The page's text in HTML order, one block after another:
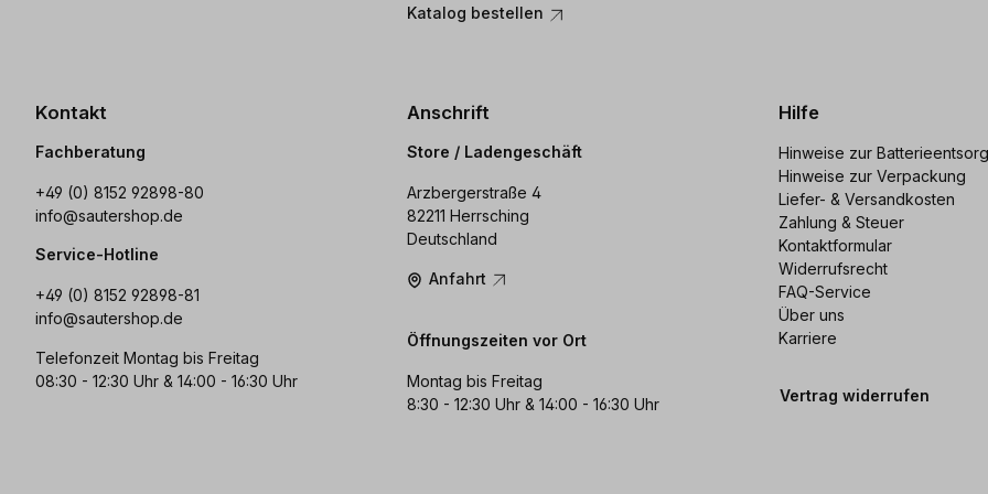
Katalog bestellen
Kontakt
Fachberatung
+49 (0) 8152 92898-80
info@sautershop.de
Service-Hotline
+49 (0) 8152 92898-81
info@sautershop.de
Telefonzeit Montag bis Freitag
08:30 - 12:30 Uhr & 14:00 - 16:30 Uhr
Anschrift
Store / Ladengeschäft
Arzbergerstraße 4
82211 Herrsching
Deutschland
Anfahrt
Öffnungszeiten vor Ort
Montag bis Freitag
8:30 - 12:30 Uhr & 14:00 - 16:30 Uhr
Hilfe
Hinweise zur
Hinweise zur Verpackung
Liefer- & Versandkosten
Zahlung & Steuer
Kontaktformular
Widerrufsrecht
FAQ-Service
Über uns
Karriere
Vertrag widerrufen